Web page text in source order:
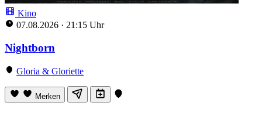
Kino
07.08.2026 · 21:15 Uhr
Nightborn
Gloria & Gloriette
Merken